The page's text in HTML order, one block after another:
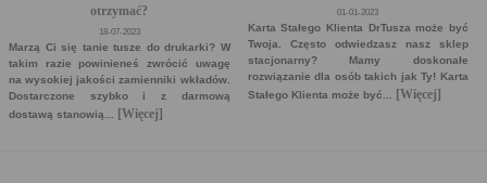
otrzymać?
18-07-2023
Marzą Ci się tanie tusze do drukarki? W
takim razie powinieneś zwrócić uwagę
na wysokiej jakości zamienniki wkładów.
Dostarczone szybko i z darmową
dostawą stanowią... [Więcej]
01-01-2023
Karta Stałego Klienta DrTusza może być
Twoja. Często odwiedzasz nasz sklep
stacjonarny? Mamy doskonałe
rozwiązanie dla osób takich jak Ty! Karta
Stałego Klienta może być...
[Więcej]